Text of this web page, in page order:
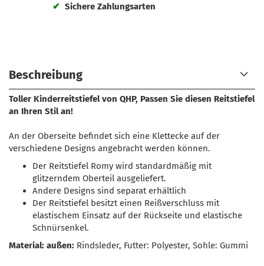
✔ Sichere Zahlungsarten
Beschreibung
Toller Kinderreitstiefel von QHP, Passen Sie diesen Reitstiefel
an Ihren Stil an!
An der Oberseite befindet sich eine Klettecke auf der
verschiedene Designs angebracht werden können.
Der Reitstiefel Romy wird standardmäßig mit
glitzerndem Oberteil ausgeliefert.
Andere Designs sind separat erhältlich
Der Reitstiefel besitzt einen Reißverschluss mit
elastischem Einsatz auf der Rückseite und elastische
Schnürsenkel.
Material: außen: Rindsleder, Futter: Polyester, Sohle: Gummi